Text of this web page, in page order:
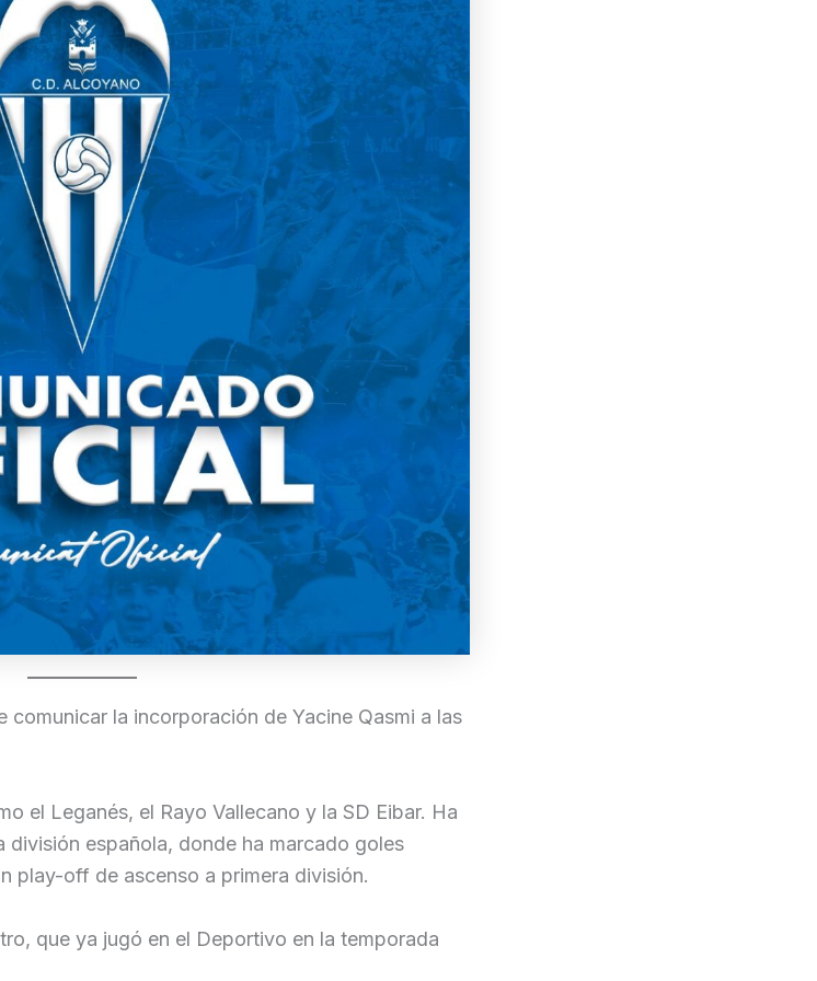
la incorporación de Yacine Qasmi a las
el Leganés, el Rayo Vallecano y la SD Eibar. Ha
división española, donde ha marcado goles
play-off de ascenso a primera división.
que ya jugó en el Deportivo en la temporada